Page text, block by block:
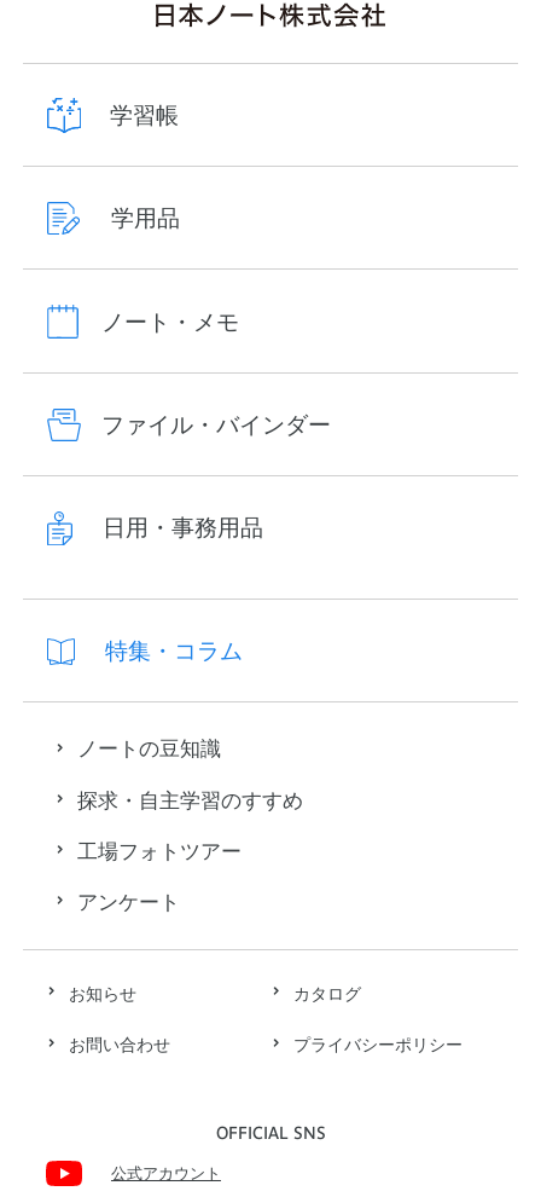
お知らせ カタログ
お問い合わせ プライバシーポリシー
OFFICIAL SNS
公式アカウント
学習帳
学用品
ノート・メモ
ファイル・バインダー
日用・事務用品
特集・コラム
ノートの豆知識
探求・自主学習のすすめ
工場フォトツアー
アンケート